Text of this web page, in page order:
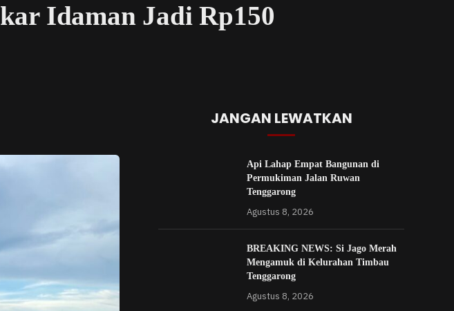
Idaman Jadi Rp150
JANGAN LEWATKAN
Api Lahap Empat Bangunan di
Permukiman Jalan Ruwan
Tenggarong
Agustus 8, 2026
BREAKING NEWS: Si Jago Merah
Mengamuk di Kelurahan Timbau
Tenggarong
Agustus 8, 2026